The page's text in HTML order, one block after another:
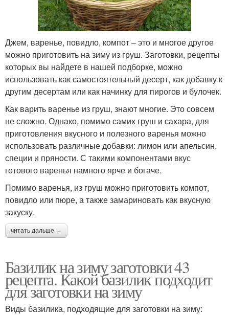
Джем, варенье, повидло, компот – это и многое другое
можно приготовить на зиму из груш. Заготовки, рецепты
которых вы найдете в нашей подборке, можно
использовать как самостоятельный десерт, как добавку к
другим десертам или как начинку для пирогов и булочек.
Как варить варенье из груш, знают многие. Это совсем
не сложно. Однако, помимо самих груш и сахара, для
приготовления вкусного и полезного варенья можно
использовать различные добавки: лимон или апельсин,
специи и пряности. С такими компонентами вкус
готового варенья намного ярче и богаче.
Помимо варенья, из груш можно приготовить компот,
повидло или пюре, а также замариновать как вкусную
закуску.
читать дальше →
Базилик на зиму заготовки 43
рецепта. Какой базилик подходит
для заготовки на зиму
Виды базилика, подходящие для заготовки на зиму: